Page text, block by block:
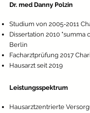
Dr. med Danny Polzin
Studium von 2005-2011
Dissertation 2010 "summa
Berlin
Facharztprüfung 2017
Hausarzt seit 2019
Leistungsspektrum
Hausarztzentrierte